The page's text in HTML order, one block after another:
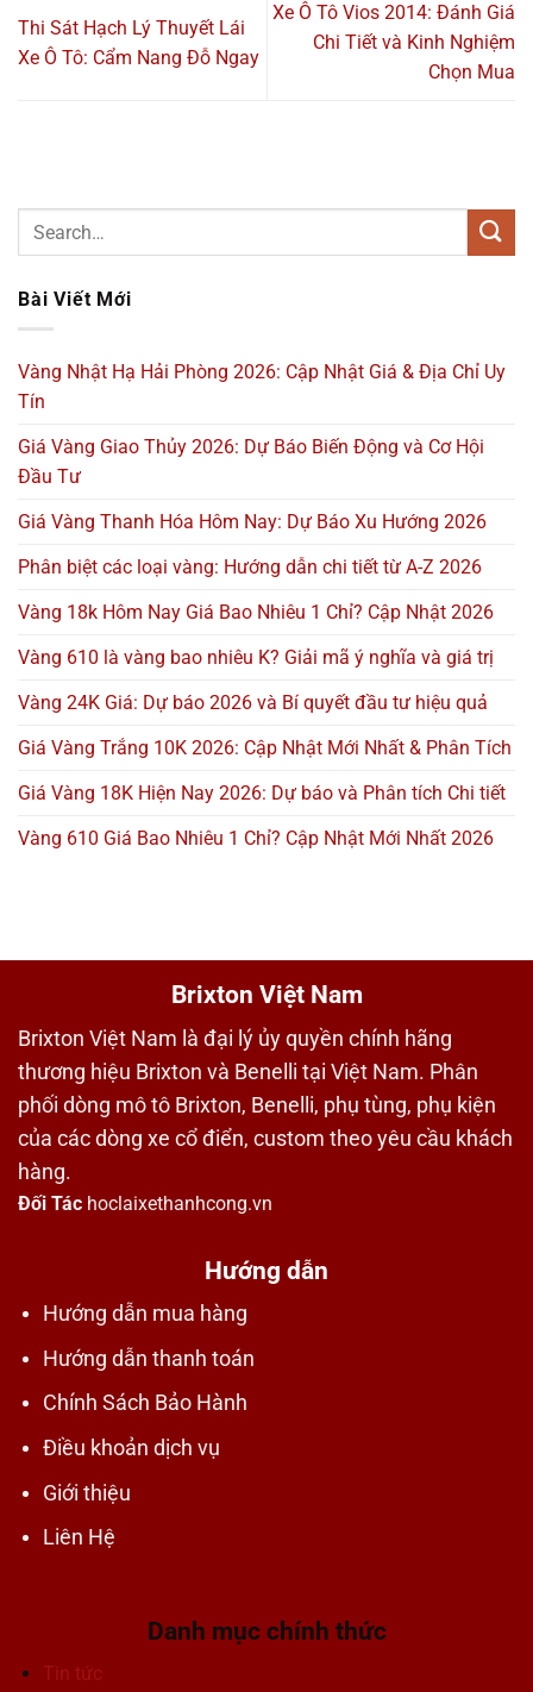
Thi Sát Hạch Lý Thuyết Lái
Xe Ô Tô: Cẩm Nang Đỗ Ngay
Xe Ô Tô Vios 2014: Đánh Giá
Chi Tiết và Kinh Nghiệm
Chọn Mua
Bài Viết Mới
Vàng Nhật Hạ Hải Phòng 2026: Cập Nhật Giá & Địa Chỉ Uy
Tín
Giá Vàng Giao Thủy 2026: Dự Báo Biến Động và Cơ Hội
Đầu Tư
Giá Vàng Thanh Hóa Hôm Nay: Dự Báo Xu Hướng 2026
Phân biệt các loại vàng: Hướng dẫn chi tiết từ A-Z 2026
Vàng 18k Hôm Nay Giá Bao Nhiêu 1 Chỉ? Cập Nhật 2026
Vàng 610 là vàng bao nhiêu K? Giải mã ý nghĩa và giá trị
Vàng 24K Giá: Dự báo 2026 và Bí quyết đầu tư hiệu quả
Giá Vàng Trắng 10K 2026: Cập Nhật Mới Nhất & Phân Tích
Giá Vàng 18K Hiện Nay 2026: Dự báo và Phân tích Chi tiết
Vàng 610 Giá Bao Nhiêu 1 Chỉ? Cập Nhật Mới Nhất 2026
Brixton Việt Nam
Brixton Việt Nam là đại lý ủy quyền chính hãng
thương hiệu Brixton và Benelli tại Việt Nam. Phân
phối dòng mô tô Brixton, Benelli, phụ tùng, phụ kiện
của các dòng xe cổ điển, custom theo yêu cầu khách
hàng.
Đối Tác hoclaixethanhcong.vn
Hướng dẫn
Hướng dẫn mua hàng
Hướng dẫn thanh toán
Chính Sách Bảo Hành
Điều khoản dịch vụ
Giới thiệu
Liên Hệ
Danh mục chính thức
Tin tức